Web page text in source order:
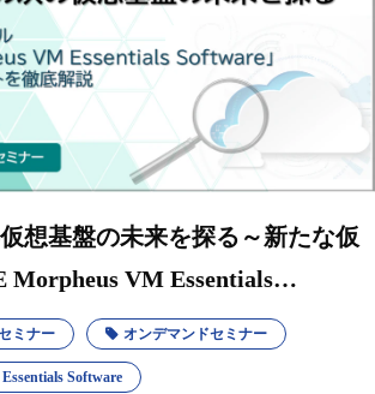
想基盤の未来を探る～新たな仮
Morpheus VM Essentials
とメリットを徹底解説～【オン
ナー】
ミナー オンデマンドセミナー
Software